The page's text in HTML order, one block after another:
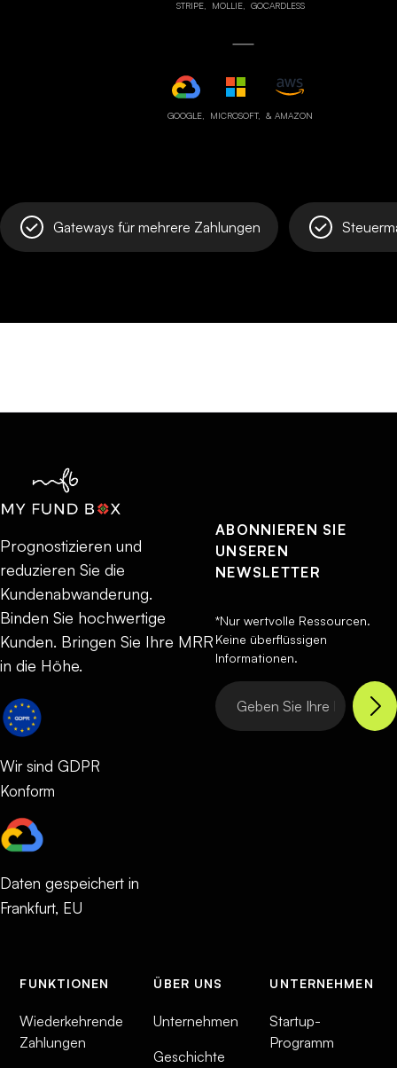
STRIPE, MOLLIE, GOCARDLESS
GOOGLE, MICROSOFT, & AMAZON
Gateways für mehrere Zahlungen
Prognostizieren und
reduzieren Sie die
Kundenabwanderung.
Binden Sie hochwertige
Kunden. Bringen Sie Ihre MRR
in die Höhe.
Wir sind GDPR
Konform
Daten gespeichert in
Frankfurt, EU
ABONNIEREN SIE
UNSEREN
NEWSLETTER
*Nur wertvolle Ressourcen.
Keine überflüssigen
Informationen.
FUNKTIONEN
Wiederkehrende
Zahlungen
ÜBER UNS
Unternehmen
Geschichte
UNTERNEHMEN
Startup-
Programm